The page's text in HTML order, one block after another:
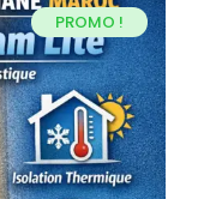
PROMO !